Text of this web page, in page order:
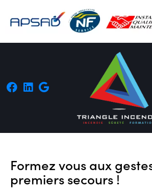
Formez vous aux
premiers secours !